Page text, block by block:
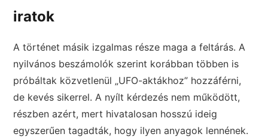
iratok
A történet másik izgalmas része maga a feltárás. A
nyilvános beszámolók szerint korábban többen is
próbáltak közvetlenül „UFO-aktákhoz” hozzáférni,
de kevés sikerrel. A nyílt kérdezés nem működött,
részben azért, mert hivatalosan hosszú ideig
egyszerűen tagadták, hogy ilyen anyagok lennének.